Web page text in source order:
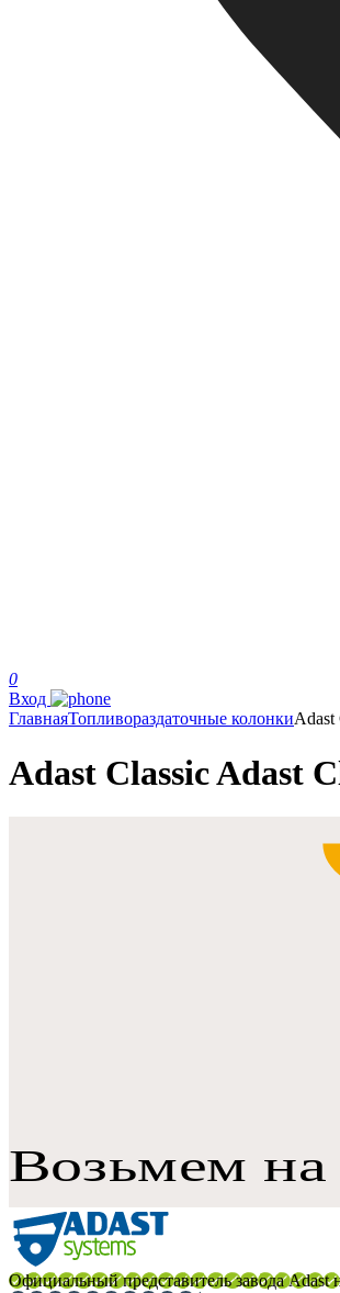
0
Вход
ГлавнаяТопливораздаточные колонкиAdast
Adast Classic Adast
Официальный представитель завода Adast